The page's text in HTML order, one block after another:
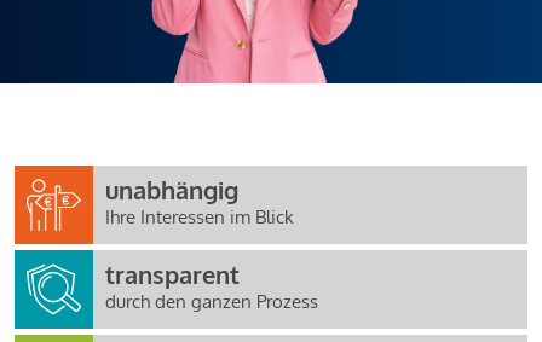
Stilvolle Eleganz mit perfekter
Raumaufteilung
hochwertigem Wohnkomfort verbindet.
Der großzügige Wohnbereich mit direktem Zugang zur
Loggia und zum Balkon schafft eine helle und angenehme
Wohnatmosphäre. Die Kombination aus Innen- und
Außenflächen erweitert den Wohnraum auf elegante Weise
unabhängig
Ihre Interessen im Blick
transparent
durch den ganzen Prozess